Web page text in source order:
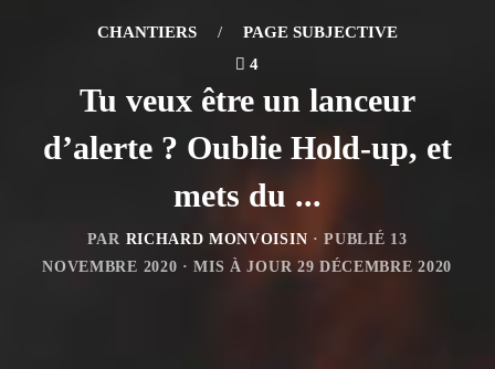
CHANTIERS /
PAGE SUBJECTIVE
4
Tu veux être un lanceur
d’alerte ? Oublie Hold-up, et
mets du ...
PAR RICHARD MONVOISIN · PUBLIÉ 13
NOVEMBRE 2020 · MIS À JOUR 29 DÉCEMBRE 2020